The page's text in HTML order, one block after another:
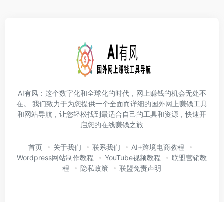
AI有风：这个数字化和全球化的时代，网上赚钱的机会无处不
在。 我们致力于为您提供一个全面而详细的国外网上赚钱工具
和网站导航，让您轻松找到最适合自己的工具和资源，快速开
启您的在线赚钱之旅
首页 关于我们 联系我们
AI+跨境电商教程
Wordpress网站制作教程
YouTube视频教程
联盟营销教
程
隐私政策 联盟免责声明